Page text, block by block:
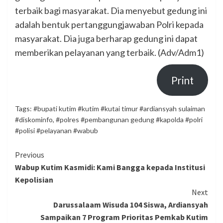
terbaik bagi masyarakat. Dia menyebut gedung ini
adalah bentuk pertanggungjawaban Polri kepada
masyarakat. Dia juga berharap gedung ini dapat
memberikan pelayanan yang terbaik. (Adv/Adm1)
Print
Tags: #bupati kutim #kutim #kutai timur #ardiansyah sulaiman
#diskominfo, #polres #pembangunan gedung #kapolda #polri
#polisi #pelayanan #wabub
Continue
Reading
Previous
Wabup Kutim Kasmidi: Kami Bangga kepada Institusi
Kepolisian
Next
Darussalaam Wisuda 104 Siswa, Ardiansyah
Sampaikan 7 Program Prioritas Pemkab Kutim